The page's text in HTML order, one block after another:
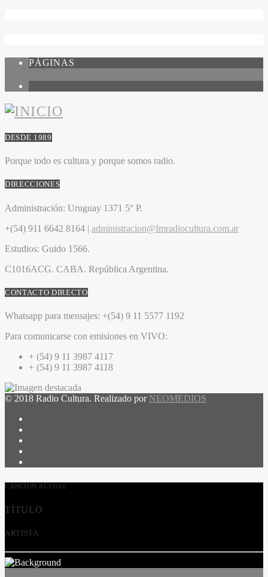
PÁGINAS
DESDE 1989
Porque todo es cultura y porque somos radio.
DIRECCIONES
Administración: Uruguay 1371 5° P.
+(54) 911 6642 8164 | administracion@fmradiocultura.com.ar
Estudios: Guido 1566.
C1016ACG. CABA. República Argentina.
CONTACTO DIRECTO
Whatsapp para mensajes: +(54) 9 11 5577 1192
Para comunicarse con emisiones en VIVO:
+ (54) 9 11 3987 4117
+ (54) 9 11 3987 4118
© 2018 Radio Cultura. Realizado por NEOMEDIOS
CANCIÓN ACTUAL
TÍTULO
ARTISTA